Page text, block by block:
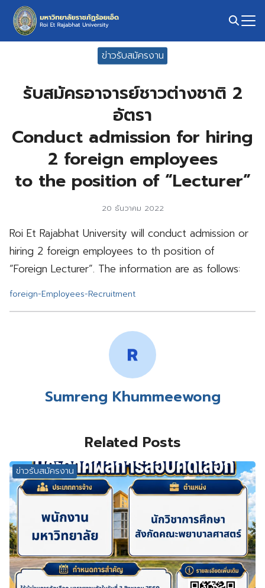
Skip
content
ข่าวรับสมัครงาน
รับสมัครอาจารย์ชาวต่างชาติ 2
อัตรา
Conduct admission for hiring
2 foreign employees
to the position of “Lecturer”
20 ธันวาคม 2022
Roi Et Rajabhat University will conduct admission or
hiring 2 foreign employees to th position of
“Foreign Lecturer”. The information are as follows:
foreign-Employees-Recruitment
Sumreng Khummeewong
Related Posts
ข่าวรับสมัครงาน